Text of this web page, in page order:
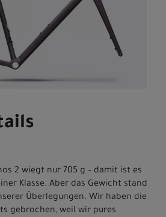
2 wiegt nur 705 g – damit ist es
Klasse. Aber das Gewicht stand
Überlegungen. Wir haben die
gebrochen, weil wir pures